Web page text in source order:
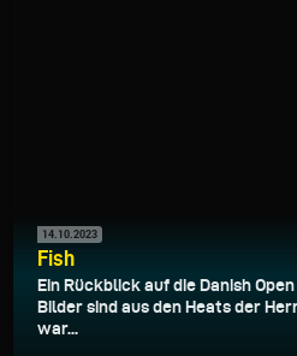
14.10.2023
Fish
Ein Rückblick auf die Danish
Bilder sind aus den Heats der
war...